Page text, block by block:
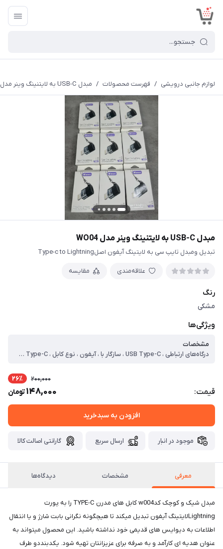
لوازم جانبی درویشی / فهرست محصولات / مبدل USB-C به لایتنینگ وینر مدل WO04
مبدل USB-C به لایتنینگ وینر مدل WO04
تبدیل ومبدل تایپ سی به لایتینگ آیفون اصلType-c to Lightning
علاقه‌مندی مقایسه
رنگ
مشکی
ویژگی‌ها
مشخصات
درگاه‌های ارتباطی ، USB Type-C ، سازگار با ، آیفون ، نوع کابل ، Type-c to Lightning ، USB Type-C ، طول کابل ، ۲ سانتی متر ، نوع رابط ، Type-c to Lightning ، USB Type-C ، بازه طول کابل ، بدون کابل ، نوع کانکتور ، Type-c to Lightning ، سایر توضیحات مبدل ، بدنه روکش فلزی، بهمراه زنجیر سر کلیدی جدا شونده
قیمت:
200,000 26٪
148,000تومان
افزودن به سبدخرید
موجود در انبار ارسال سریع گارانتی اصالت کالا
معرفی مشخصات دیدگاه‌ها
مبدل شیک و کوچک کدw004 کابل های مدرن TYPE-C را به پورت
Lightningلایتینگ آیفون تبدیل میکند تا هیچگونه نگرانی بابت شارژ و یا انتقال
اطلاعات به دیوایس های قدیمی خود نداشته باشید. این محصول میتواند به
عنوان هدیه ای کارآمد و به صرفه برای عزیزانتان تهیه شود. یکدبنددو طرف